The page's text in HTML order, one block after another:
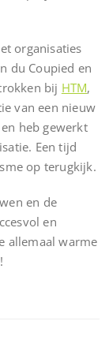
organisaties
du Coupied en
bij HTM,
van een nieuw
heb gewerkt
Een tijd
op terugkijk.
en de
en
allemaal warme